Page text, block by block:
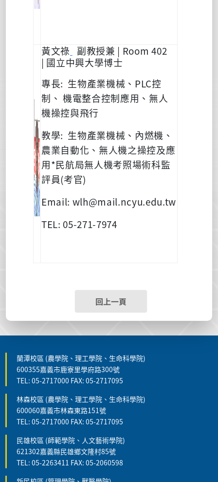
黃文祿 副教授兼 | Room 402
| 國立中興大學博士
專長: 生物產業機械、 PLC控
制、 機電整合控制應用、無人
機操控與飛行
教學: 生物產業機械、內燃機、
農業自動化、無人機之操控及應
用*民航局無人機考照場術科監
評員(考官)
Email: wlh@mail.ncyu.edu.tw
TEL: 05-271-7974
回上一頁
蘭潭校區 (農學院、理工學院、生命科學院)
600355嘉義市鹿寮里學府路300號
TEL: 05-2717000 FAX: 05-2717095
林森校區 (農學院、理工學院、生命科學院)
600060嘉義市林森東路151號
TEL: 05-2717000 FAX: 05-2717095
民雄校區 (師範學院、人文藝術學院)
621302嘉義縣民雄鄉文隆村85號
TEL: 05-2263411 FAX: 05-2060598